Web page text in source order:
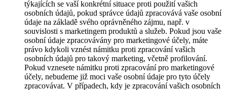
týkajících se vaší konkrétní situace proti použití vašich
osobních údajů, pokud správce údajů zpracovává vaše osobní
údaje na základě svého oprávněného zájmu, např. v
souvislosti s marketingem produktů a služeb. Pokud jsou vaše
osobní údaje zpracovávány pro marketingové účely, máte
právo kdykoli vznést námitku proti zpracování vašich
osobních údajů pro takový marketing, včetně profilování.
Pokud vznesete námitku proti zpracování pro marketingové
účely, nebudeme již moci vaše osobní údaje pro tyto účely
zpracovávat. V případech, kdy je zpracování vašich osobních